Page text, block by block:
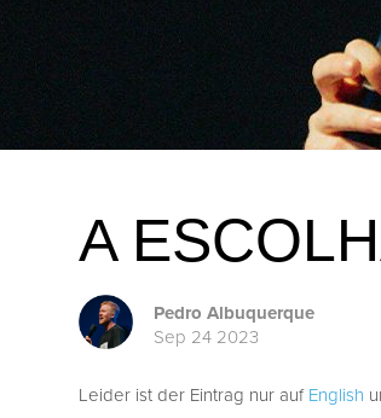
A
Pedro Albuquerque
Sep 24 2023
Leider ist der Eintrag nur aufEnglish